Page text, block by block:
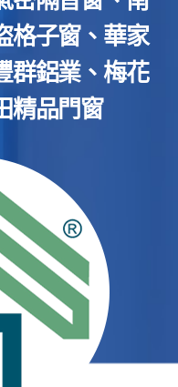
格子窗、華家
群鋁業、梅花
精品門窗